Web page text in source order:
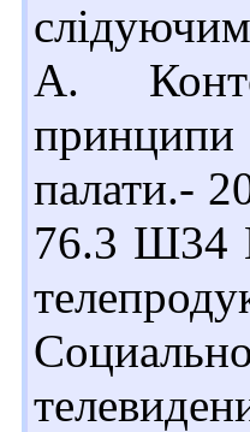
А.
палати.-
76.3 Ш34